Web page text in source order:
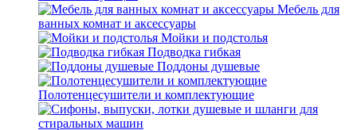
Мебель для
ванных комнат и аксессуары
Мойки и подстолья
Подводка гибкая
Поддоны душевые
Полотенцесушители и комплектующие